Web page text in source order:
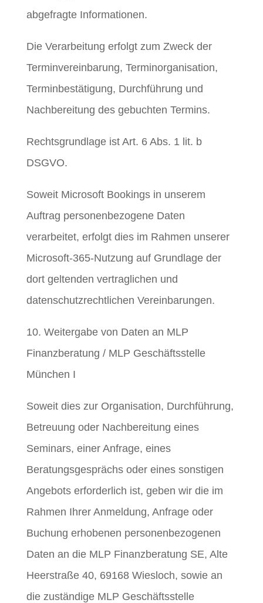
abgefragte Informationen.
Die Verarbeitung erfolgt zum Zweck der
Terminvereinbarung, Terminorganisation,
Terminbestätigung, Durchführung und
Nachbereitung des gebuchten Termins.
Rechtsgrundlage ist Art. 6 Abs. 1 lit. b
DSGVO.
Soweit Microsoft Bookings in unserem
Auftrag personenbezogene Daten
verarbeitet, erfolgt dies im Rahmen unserer
Microsoft-365-Nutzung auf Grundlage der
dort geltenden vertraglichen und
datenschutzrechtlichen Vereinbarungen.
10. Weitergabe von Daten an MLP
Finanzberatung / MLP Geschäftsstelle
München I
Soweit dies zur Organisation, Durchführung,
Betreuung oder Nachbereitung eines
Seminars, einer Anfrage, eines
Beratungsgesprächs oder eines sonstigen
Angebots erforderlich ist, geben wir die im
Rahmen Ihrer Anmeldung, Anfrage oder
Buchung erhobenen personenbezogenen
Daten an die MLP Finanzberatung SE, Alte
Heerstraße 40, 69168 Wiesloch, sowie an
die zuständige MLP Geschäftsstelle